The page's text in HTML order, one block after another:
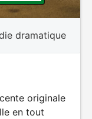
dramatique
originale
en tout